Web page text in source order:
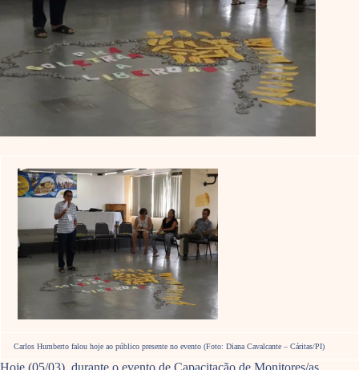
Carlos Humberto falou hoje ao público presente no evento (Foto: Diana Cavalcante – Cáritas/PI)
Hoje (05/03), durante o evento de Capacitação de Monitores/as